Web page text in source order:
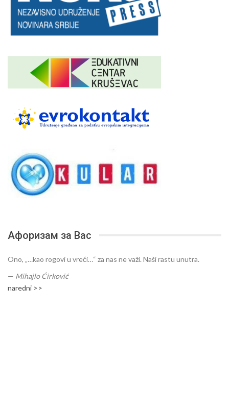
Афоризам за Вас
Ono, „…kao rogovi u vreći…“ za nas ne važi. Naši rastu unutra.
— Mihajlo Ćirković
naredni >>